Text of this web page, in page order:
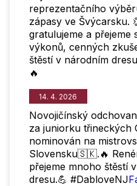
reprezentačního
zápasy ve Švýcarsku.
gratulujeme a přejeme
výkonů, cenných
štěstí v národním
🔥
14. 4. 2026
Novojičínský
za juniorku třineckých
nominován na
Slovensku🇸🇰.🔥
přejeme mnoho štěstí
dresu.💪 #DabloveNJ